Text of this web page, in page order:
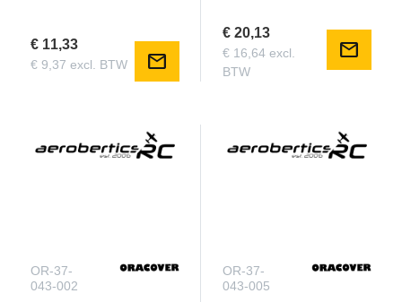
€ 11,33
€ 9,37 excl. BTW mail
€ 20,13
€ 16,64 excl.
BTW
mail
OR-37-
043-002
OR-37-
043-005